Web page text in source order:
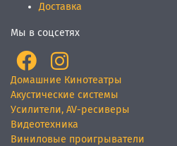
Доставка
Мы в соцсетях
Домашние Кинотеатры
Акустические системы
Усилители, AV-ресиверы
Видеотехника
Виниловые проигрыватели